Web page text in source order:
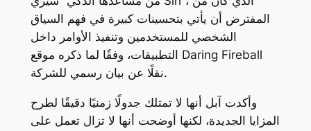
المفترض أن يأتي بتحسينات كبيرة في فهم السياق
الشخصي للمستخدمين وتنفيذ الأوامر داخل
Daring Fireball
نقلًا عن بيان رسمي للشركة.
وأكدت آبل أنها لا تمتلك جدولًا زمنيًا دقيقًا لطرح
المزايا الجديدة، لكنها أوضحت أنها لا تزال تعمل على